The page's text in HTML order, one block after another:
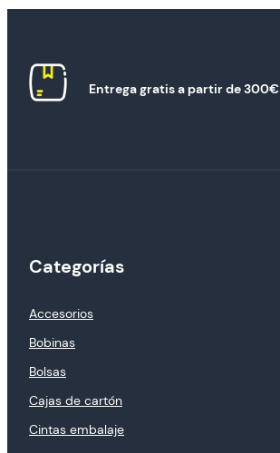
Entrega gratis a partir de 300€
Categorías
Accesorios
Bobinas
Bolsas
Cajas de cartón
Cintas embalaje